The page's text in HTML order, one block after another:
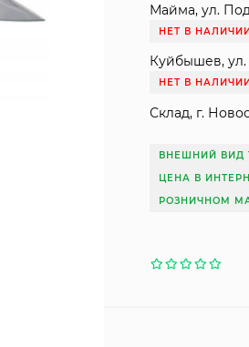
Майма, ул.
НЕТ В
Куйбышев, ул.
НЕТ В
Склад, г.
ВНЕШНИЙ ВИД
ЦЕНА В
РОЗНИЧНОМ